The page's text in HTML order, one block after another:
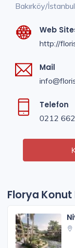
Bakırköy/İstanbul
Web
http://
Mail
Telefon
0212
Florya Konut